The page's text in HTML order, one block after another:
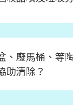
、廢馬桶、等
助清除？